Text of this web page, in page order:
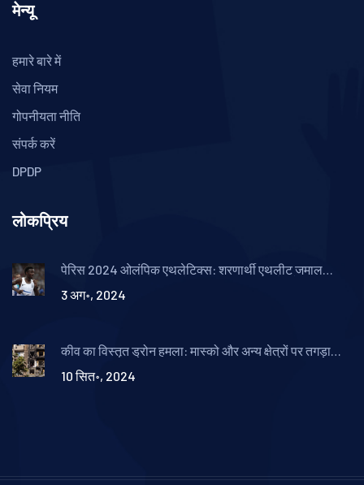
मेन्यू
हमारे बारे में
सेवा नियम
गोपनीयता नीति
संपर्क करें
DPDP
लोकप्रिय
पेरिस 2024 ओलंपिक एथलेटिक्स: शरणार्थी एथलीट जमाल
सर्वश्रेष्ठ समय दर्ज किया
3 अग॰, 2024
कीव का विस्तृत ड्रोन हमला: मास्को और अन्य क्षेत्रों पर तगड़ा
10 सित॰, 2024